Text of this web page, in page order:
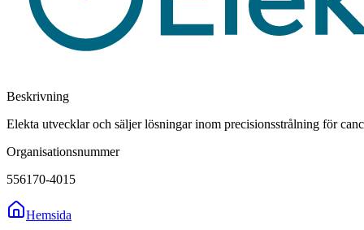
Beskrivning
Elekta utvecklar och säljer lösningar inom precisionsstrålning för
Organisationsnummer
556170-4015
Hemsida